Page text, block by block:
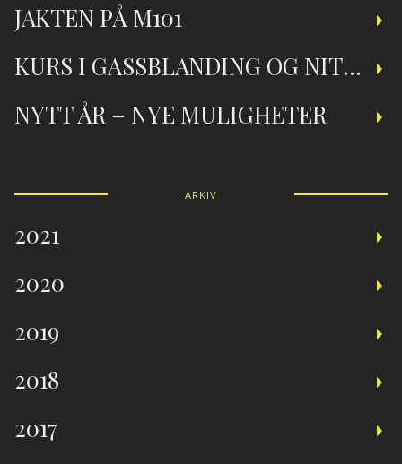
JAKTEN PÅ M101
KURS I GASSBLANDING OG NITROXDYKKING
NYTT ÅR – NYE MULIGHETER
ARKIV
2021
2020
2019
2018
2017